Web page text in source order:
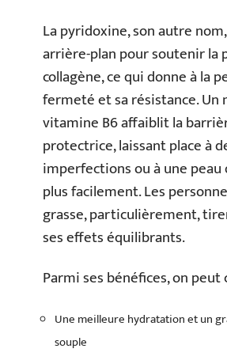
La pyridoxine, son autre
arrière-plan pour soutenir la
collagène, ce qui donne à la
fermeté et sa résistance. Un
vitamine B6 affaiblit la
protectrice, laissant place à
imperfections ou à une peau
plus facilement. Les
grasse, particulièrement,
ses effets équilibrants.
Parmi ses bénéfices, on peut
Une meilleure hydratation et un
souple